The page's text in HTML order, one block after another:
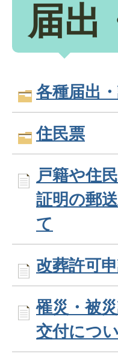
届出
各種届出
住民票
戸籍や住
証明の郵
て
改葬許可
罹災・被
交付につ